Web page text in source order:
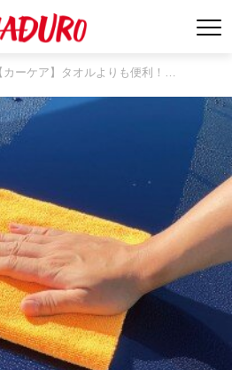
カーケア】タオルよりも便利！…